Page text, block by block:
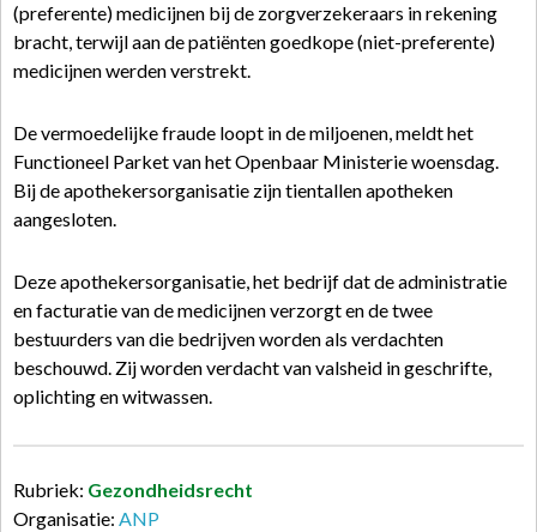
(preferente) medicijnen bij de zorgverzekeraars in rekening
bracht, terwijl aan de patiënten goedkope (niet-preferente)
medicijnen werden verstrekt.
De vermoedelijke fraude loopt in de miljoenen, meldt het
Functioneel Parket van het Openbaar Ministerie woensdag.
Bij de apothekersorganisatie zijn tientallen apotheken
aangesloten.
Deze apothekersorganisatie, het bedrijf dat de administratie
en facturatie van de medicijnen verzorgt en de twee
bestuurders van die bedrijven worden als verdachten
beschouwd. Zij worden verdacht van valsheid in geschrifte,
oplichting en witwassen.
Rubriek: Gezondheidsrecht
Organisatie: ANP